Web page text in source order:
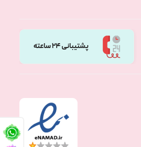
پشتیبانی 24 ساعته